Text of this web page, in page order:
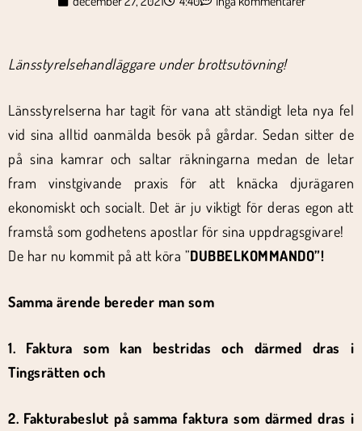
Länsstyrelsehandläggare under brottsutövning!
Länsstyrelserna har tagit för vana att ständigt leta nya fel
vid sina alltid oanmälda besök på gårdar. Sedan sitter de
på sina kamrar och saltar räkningarna medan de letar
fram vinstgivande praxis för att knäcka djurägaren
ekonomiskt och socialt. Det är ju viktigt för deras egon att
framstå som godhetens apostlar för sina uppdragsgivare!
De har nu kommit på att köra ”DUBBELKOMMANDO”!
Samma ärende bereder man som
1. Faktura som kan bestridas och därmed dras i
Tingsrätten och
2. Fakturabeslut på samma faktura som därmed dras i